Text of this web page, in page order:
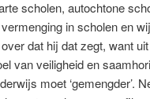
scholen, autochtone
in scholen en
dat hij dat zegt, want
van veiligheid en
moet ‘gemengder’.